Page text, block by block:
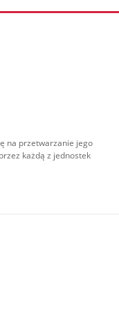
na przetwarzanie jego
każdą z jednostek